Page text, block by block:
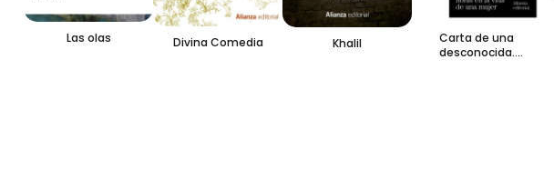
Las olas Divina Comedia Khalil
Carta de una
desconocida.